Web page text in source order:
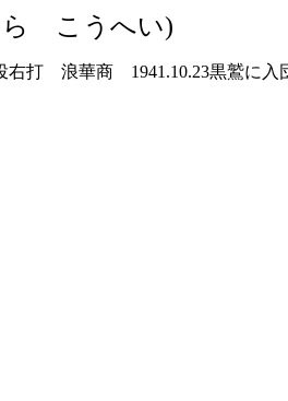
こうへい)
打 浪華商 1941.10.23黒鷲に入